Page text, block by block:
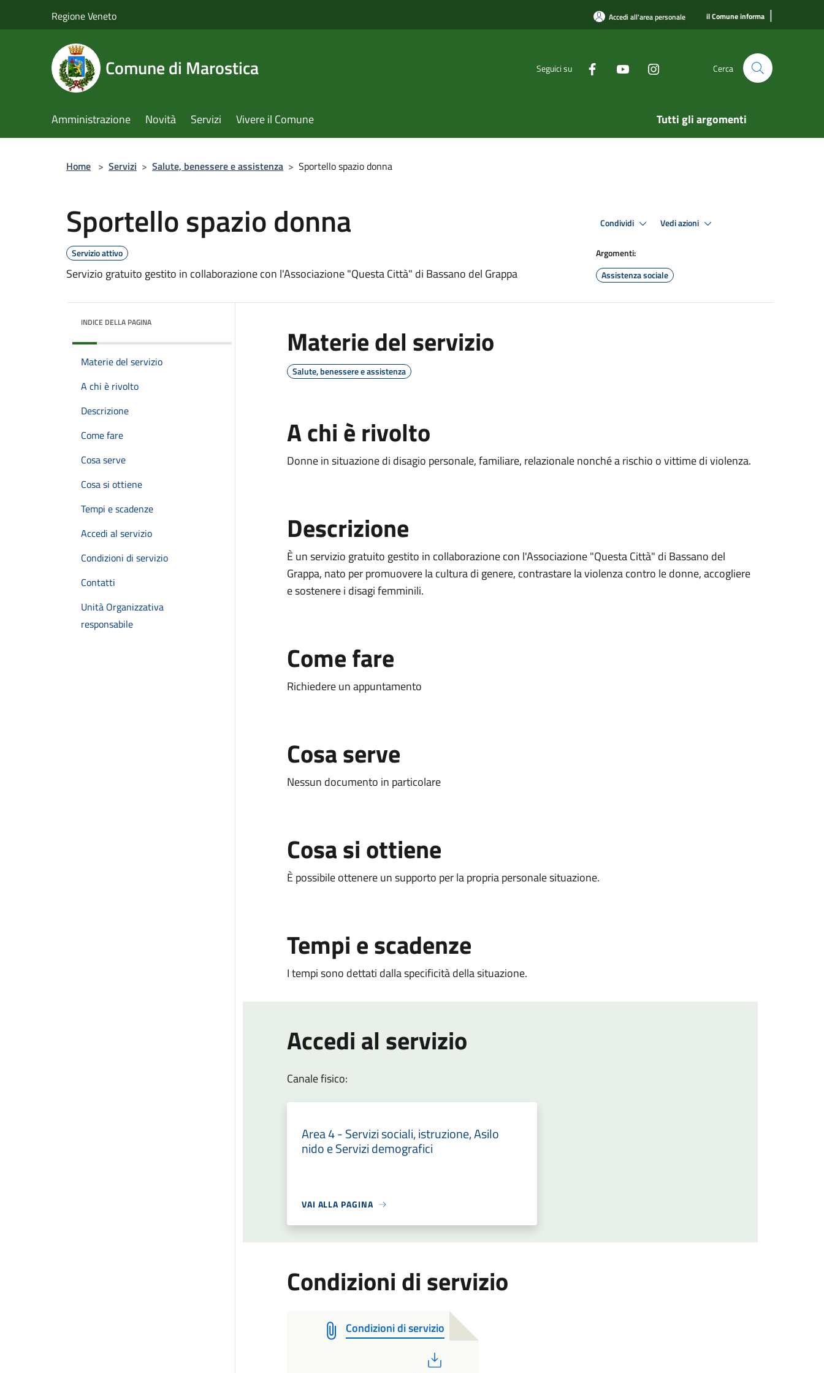
Regione Veneto Accedi all'area personale il Comune informa |
Comune di Marostica Seguici su Cerca
Amministrazione Novità Servizi Vivere il Comune Tutti gli argomenti
Home > Servizi > Salute, benessere e assistenza > Sportello spazio donna
Sportello spazio donna
Servizio attivo
Servizio gratuito gestito in collaborazione con l'Associazione "Questa Città" di Bassano del Grappa
Condividi Vedi azioni
Argomenti:
Assistenza sociale
INDICE DELLA PAGINA
Materie del servizio
A chi è rivolto
Descrizione
Come fare
Cosa serve
Cosa si ottiene
Tempi e scadenze
Accedi al servizio
Condizioni di servizio
Contatti
Unità Organizzativa
responsabile
Materie del servizio
Salute, benessere e assistenza
A chi è rivolto
Donne in situazione di disagio personale, familiare, relazionale nonché a rischio o vittime di violenza.
Descrizione
È un servizio gratuito gestito in collaborazione con l'Associazione "Questa Città" di Bassano del
Grappa, nato per promuovere la cultura di genere, contrastare la violenza contro le donne, accogliere
e sostenere i disagi femminili.
Come fare
Richiedere un appuntamento
Cosa serve
Nessun documento in particolare
Cosa si ottiene
È possibile ottenere un supporto per la propria personale situazione.
Tempi e scadenze
I tempi sono dettati dalla specificità della situazione.
Accedi al servizio
Canale fisico:
Area 4 - Servizi sociali, istruzione, Asilo
nido e Servizi demografici
VAI ALLA PAGINA
Condizioni di servizio
Condizioni di servizio